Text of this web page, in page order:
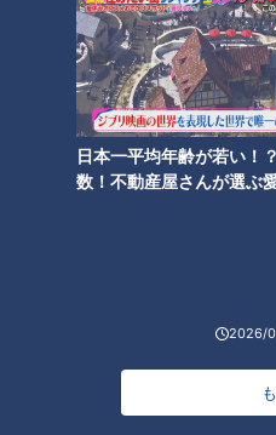
日本一平均年齢が若い！
数！不動産屋さんが選ぶ
2026/
国が定める「適正な学校規模
子化に伴って増える小規模校
性の向上や多様な意見に触れ
た、学校運営の効率化も全国